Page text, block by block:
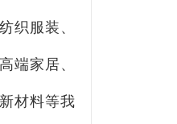
织服装、
端家居、
材料等我